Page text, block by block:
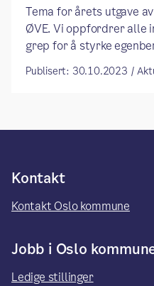
Tema for årets utgave
ØVE. Vi oppfordrer alle
grep for å styrke
Publisert: 30.10.2023 /
Kontakt
Kontakt Oslo kommune
Jobb i Oslo
Ledige stillinger